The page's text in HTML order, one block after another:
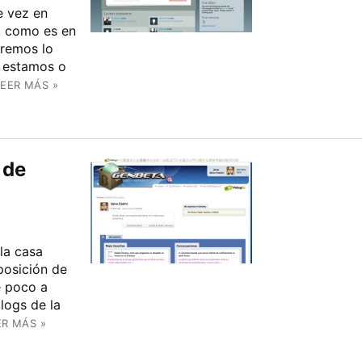
vez en
como es en
lo
o
MÁS »
casa
de
poco a
de la
MÁS »